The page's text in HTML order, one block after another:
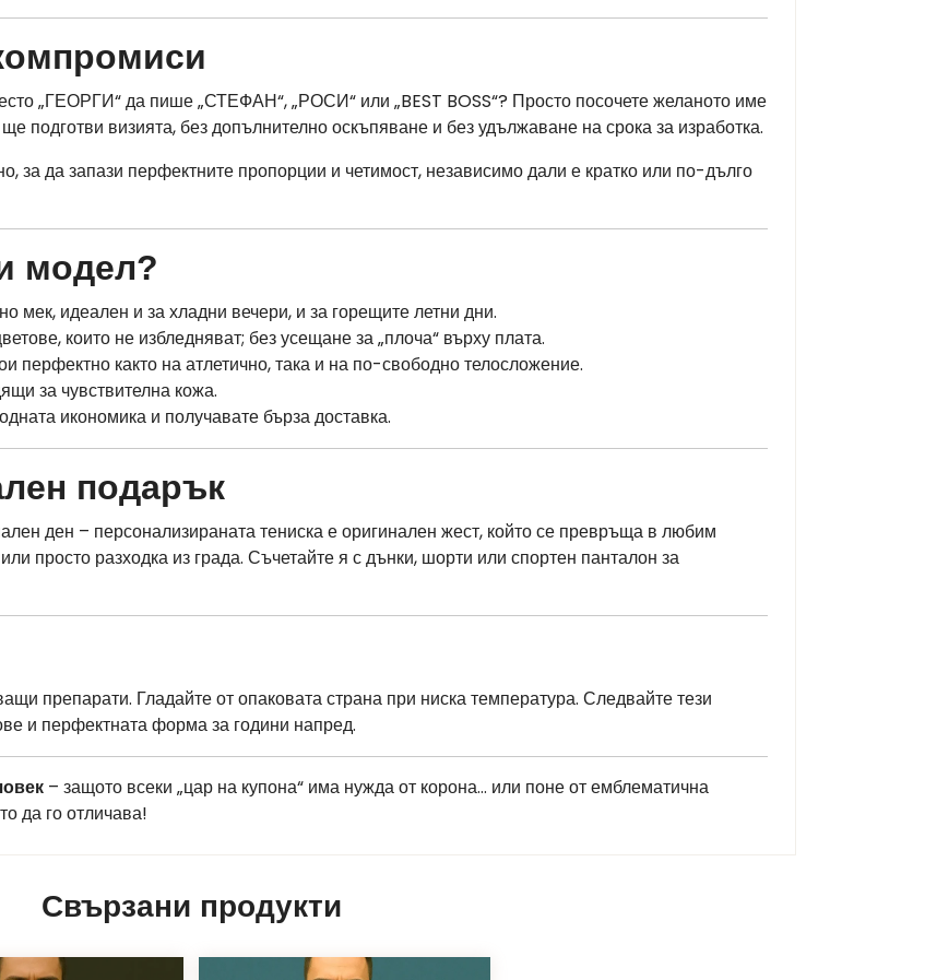
„ГЕОРГИ“ да пише „СТЕФАН“, „РОСИ“ или „BEST BOSS“? Просто посочете желаното име
подготви визията, без допълнително оскъпяване и без удължаване на срока за изработка.
за да запази перфектните пропорции и четимост, независимо дали е кратко или по-дълго
модел?
мек, идеален и за хладни вечери, и за горещите летни дни.
които не избледняват; без усещане за „плоча“ върху плата.
перфектно както на атлетично, така и на по-свободно телосложение.
за чувствителна кожа.
икономика и получавате бърза доставка.
подарък
ден – персонализираната тениска е оригинален жест, който се превръща в любим
просто разходка из града. Съчетайте я с дънки, шорти или спортен панталон за
препарати. Гладайте от опаковата страна при ниска температура. Следвайте тези
и перфектната форма за години напред.
– защото всеки „цар на купона“ има нужда от корона… или поне от емблематична
да го отличава!
Свързани продукти